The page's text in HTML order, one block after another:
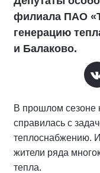
филиала ПАО
генерацию
и Балаково.
В прошлом сезоне
справилась с
теплоснабжению.
жители ряда
тепла.